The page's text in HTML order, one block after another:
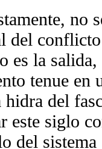
no
del
es la
tenue
hidra del
este siglo
del